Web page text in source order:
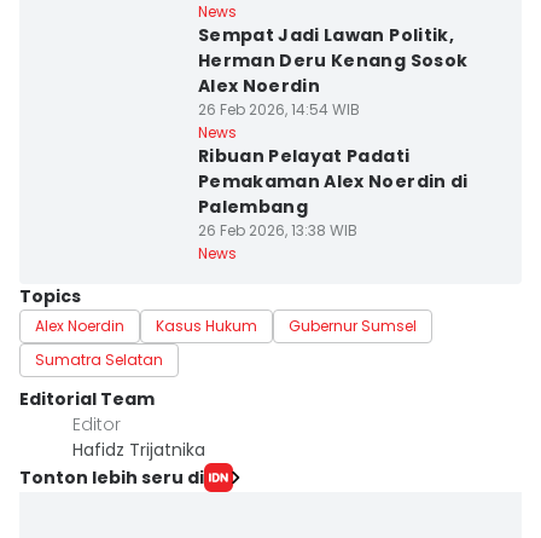
News
Sempat Jadi Lawan Politik,
Herman Deru Kenang Sosok
Alex Noerdin
26 Feb 2026, 14:54 WIB
News
Ribuan Pelayat Padati
Pemakaman Alex Noerdin di
Palembang
26 Feb 2026, 13:38 WIB
News
Topics
Alex Noerdin Kasus Hukum
Gubernur Sumsel
Sumatra Selatan
Editorial Team
Editor
Hafidz Trijatnika
Tonton lebih seru di